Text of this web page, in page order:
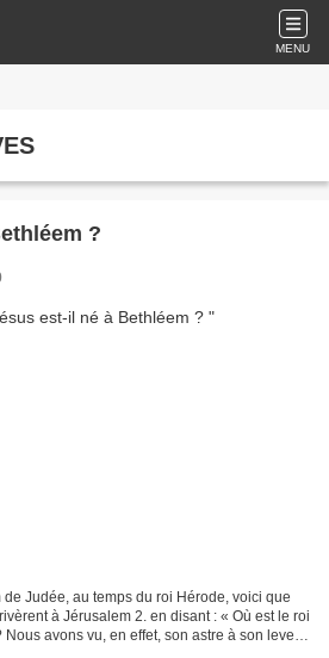
MENU
?
Judée, au temps du roi Hérode, voici que
à Jérusalem 2. en disant : « Où est le roi
avons vu, en effet, son astre à son lever